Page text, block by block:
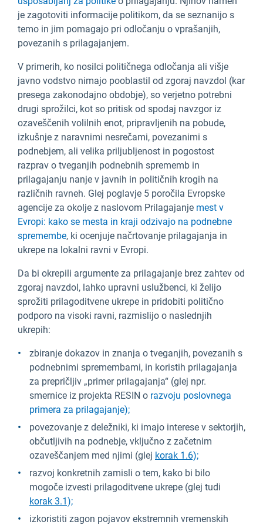
je zagotoviti informacije politikom, da se seznanijo s
temo in jim pomagajo pri odločanju o vprašanjih,
povezanih s prilagajanjem.
V primerih, ko nosilci političnega odločanja ali višje
javno vodstvo nimajo pooblastil od zgoraj navzdol (kar
presega zakonodajno obdobje), so verjetno potrebni
drugi sprožilci, kot so pritisk od spodaj navzgor iz
ozaveščenih volilnih enot, pripravljenih na pobude,
izkušnje z naravnimi nesrečami, povezanimi s
podnebjem, ali velika priljubljenost in pogostost
razprav o tveganjih podnebnih sprememb in
prilagajanju nanje v javnih in političnih krogih na
različnih ravneh. Glej poglavje 5 poročila Evropske
agencije za okolje z naslovom Prilagajanje mest v
Evropi: kako se mesta in kraji odzivajo na podnebne
spremembe, ki ocenjuje načrtovanje prilagajanja in
ukrepe na lokalni ravni v Evropi.
Da bi okrepili argumente za prilagajanje brez zahtev od
zgoraj navzdol, lahko upravni uslužbenci, ki želijo
sprožiti prilagoditvene ukrepe in pridobiti politično
podporo na visoki ravni, razmislijo o naslednjih
ukrepih:
zbiranje dokazov in znanja o tveganjih, povezanih s
podnebnimi spremembami, in koristih prilagajanja
za prepričljiv „primer prilagajanja“ (glej npr.
smernice iz projekta RESIN o razvoju poslovnega
primera za prilagajanje);
povezovanje z deležniki, ki imajo interese v sektorjih,
občutljivih na podnebje, vključno z začetnim
ozaveščanjem med njimi (glej korak 1.6);
razvoj konkretnih zamisli o tem, kako bi bilo
mogoče izvesti prilagoditvene ukrepe (glej tudi
korak 3.1);
izkoristiti zagon pojavov ekstremnih vremenskih